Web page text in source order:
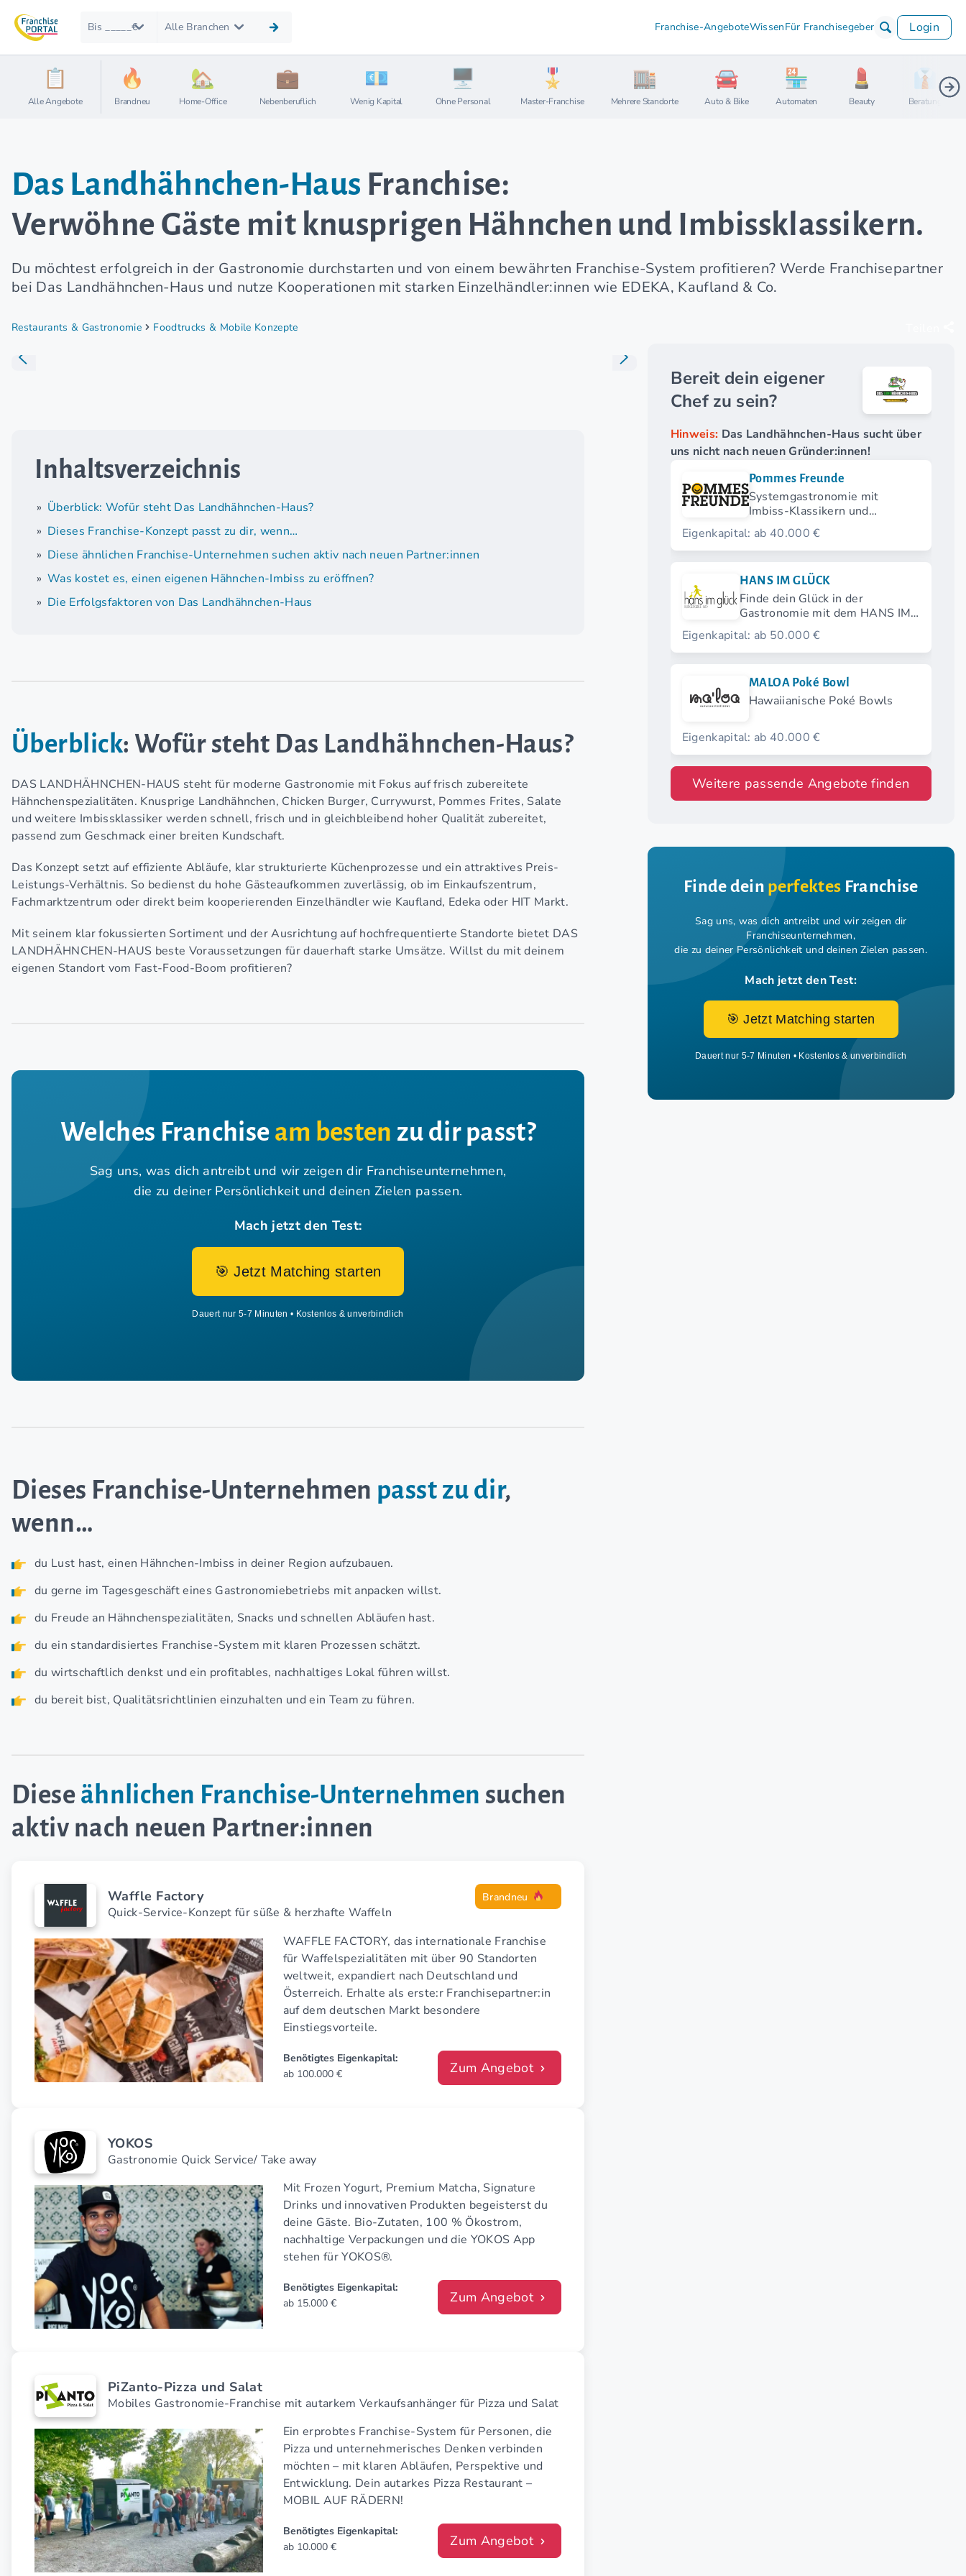
Bis _____€ Alle Branchen Franchise-AngeboteWissenFür Franchisegeber Login
Alle Angebote Brandneu Home-Office Nebenberuflich Wenig Kapital Ohne Personal Master-Franchise Mehrere Standorte Auto & Bike Automaten Beauty Beratung
Das Landhähnchen-Haus Franchise:
Verwöhne Gäste mit knusprigen Hähnchen und Imbissklassikern.
Du möchtest erfolgreich in der Gastronomie durchstarten und von einem bewährten Franchise-System profitieren? Werde Franchisepartner
bei Das Landhähnchen-Haus und nutze Kooperationen mit starken Einzelhändler:innen wie EDEKA, Kaufland & Co.
Restaurants & Gastronomie Foodtrucks & Mobile Konzepte
Inhaltsverzeichnis
Überblick: Wofür steht Das Landhähnchen-Haus?
Dieses Franchise-Konzept passt zu dir, wenn…
Diese ähnlichen Franchise-Unternehmen suchen aktiv nach neuen Partner:innen
Was kostet es, einen eigenen Hähnchen-Imbiss zu eröffnen?
Die Erfolgsfaktoren von Das Landhähnchen-Haus
Überblick: Wofür steht Das Landhähnchen-Haus?
DAS LANDHÄHNCHEN-HAUS steht für moderne Gastronomie mit Fokus auf frisch zubereitete
Hähnchenspezialitäten. Knusprige Landhähnchen, Chicken Burger, Currywurst, Pommes Frites, Salate
und weitere Imbissklassiker werden schnell, frisch und in gleichbleibend hoher Qualität zubereitet,
passend zum Geschmack einer breiten Kundschaft.
Das Konzept setzt auf effiziente Abläufe, klar strukturierte Küchenprozesse und ein attraktives Preis-
Leistungs-Verhältnis. So bedienst du hohe Gästeaufkommen zuverlässig, ob im Einkaufszentrum,
Fachmarktzentrum oder direkt beim kooperierenden Einzelhändler wie Kaufland, Edeka oder HIT Markt.
Mit seinem klar fokussierten Sortiment und der Ausrichtung auf hochfrequentierte Standorte bietet DAS
LANDHÄHNCHEN-HAUS beste Voraussetzungen für dauerhaft starke Umsätze. Willst du mit deinem
eigenen Standort vom Fast-Food-Boom profitieren?
Welches Franchise am besten zu dir passt?
Sag uns, was dich antreibt und wir zeigen dir Franchiseunternehmen,
die zu deiner Persönlichkeit und deinen Zielen passen.
Mach jetzt den Test:
🎯 Jetzt Matching starten
Dauert nur 5-7 Minuten • Kostenlos & unverbindlich
Dieses Franchise-Unternehmen passt zu dir,
wenn…
du Lust hast, einen Hähnchen-Imbiss in deiner Region aufzubauen.
du gerne im Tagesgeschäft eines Gastronomiebetriebs mit anpacken willst.
du Freude an Hähnchenspezialitäten, Snacks und schnellen Abläufen hast.
du ein standardisiertes Franchise-System mit klaren Prozessen schätzt.
du wirtschaftlich denkst und ein profitables, nachhaltiges Lokal führen willst.
du bereit bist, Qualitätsrichtlinien einzuhalten und ein Team zu führen.
Diese ähnlichen Franchise-Unternehmen suchen
aktiv nach neuen Partner:innen
Waffle Factory
Quick-Service-Konzept für süße & herzhafte Waffeln
Brandneu
WAFFLE FACTORY, das internationale Franchise
für Waffelspezialitäten mit über 90 Standorten
weltweit, expandiert nach Deutschland und
Österreich. Erhalte als erste:r Franchisepartner:in
auf dem deutschen Markt besondere
Einstiegsvorteile.
Benötigtes Eigenkapital:
ab 100.000 €
Zum Angebot
YOKOS
Gastronomie Quick Service/ Take away
Mit Frozen Yogurt, Premium Matcha, Signature
Drinks und innovativen Produkten begeisterst du
deine Gäste. Bio-Zutaten, 100 % Ökostrom,
nachhaltige Verpackungen und die YOKOS App
stehen für YOKOS®.
Benötigtes Eigenkapital:
ab 15.000 €
Zum Angebot
PiZanto-Pizza und Salat
Mobiles Gastronomie-Franchise mit autarkem Verkaufsanhänger für Pizza und Salat
Ein erprobtes Franchise-System für Personen, die
Pizza und unternehmerisches Denken verbinden
möchten – mit klaren Abläufen, Perspektive und
Entwicklung. Dein autarkes Pizza Restaurant –
MOBIL AUF RÄDERN!
Benötigtes Eigenkapital:
ab 10.000 €
Zum Angebot
Bereit dein eigener
Chef zu sein?
Hinweis: Das Landhähnchen-Haus sucht über
uns nicht nach neuen Gründer:innen!
Pommes Freunde
Systemgastronomie mit
Imbiss-Klassikern und
modernen Streetfood-
Highlights.
Eigenkapital: ab 40.000 €
HANS IM GLÜCK
Finde dein Glück in der
Gastronomie mit dem HANS IM
GLÜCK Franchise.
Eigenkapital: ab 50.000 €
MALOA Poké Bowl
Hawaiianische Poké Bowls
Eigenkapital: ab 40.000 €
Weitere passende Angebote finden
Finde dein perfektes Franchise
Sag uns, was dich antreibt und wir zeigen dir
Franchiseunternehmen,
die zu deiner Persönlichkeit und deinen Zielen passen.
Mach jetzt den Test:
🎯 Jetzt Matching starten
Dauert nur 5-7 Minuten • Kostenlos & unverbindlich